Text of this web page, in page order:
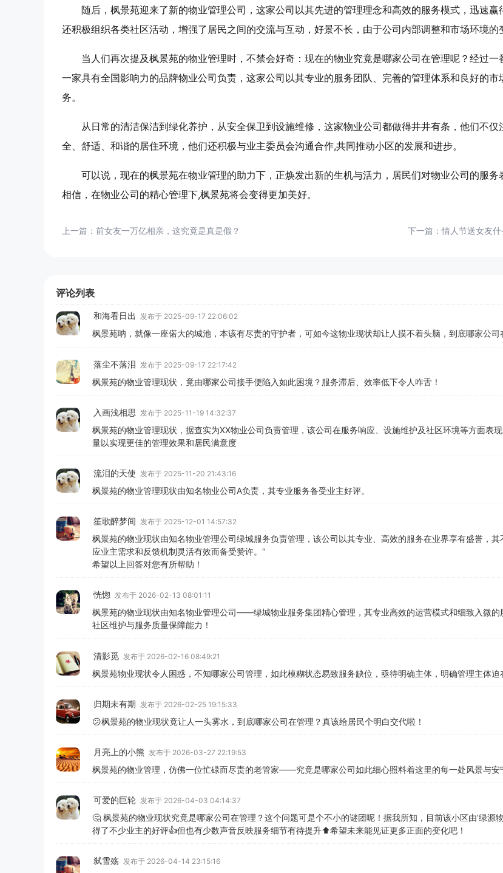
随后，枫景苑迎来了新的物业管理公司，这家公司以其先进的管理理念和高效的服务模式，迅速
还积极组织各类社区活动，增强了居民之间的交流与互动，好景不长，由于公司内部调整和市场环境的
当人们再次提及枫景苑的物业管理时，不禁会好奇：现在的物业究竟是哪家公司在管理呢？经过
一家具有全国影响力的品牌物业公司负责，这家公司以其专业的服务团队、完善的管理体系和良好的
务。
从日常的清洁保洁到绿化养护，从安全保卫到设施维修，这家物业公司都做得井井有条，他们不
全、舒适、和谐的居住环境，他们还积极与业主委员会沟通合作,共同推动小区的发展和进步。
可以说，现在的枫景苑在物业管理的助力下，正焕发出新的生机与活力，居民们对物业公司的服
相信，在物业公司的精心管理下,枫景苑将会变得更加美好。
上一篇： 前女友一万亿相亲，这究竟是真是假？ 下一篇：情人节送女友
评论列表
和海看日出 发布于 2025-09-17 22:06:02
枫景苑呐，就像一座偌大的城池，本该有尽责的守护者，可如今这物业现状却让人摸不着头脑，到底哪家公
落尘不落泪 发布于 2025-09-17 22:17:42
枫景苑的物业管理现状，竟由哪家公司接手便陷入如此困境？服务滞后、效率低下令人咋舌！
入画浅相思 发布于 2025-11-19 14:32:37
枫景苑的物业管理现状，据查实为XX物业公司负责管理，该公司在服务响应、设施维护及社区环境等方面表
量以实现更佳的管理效果和居民满意度
流泪的天使 发布于 2025-11-20 21:43:16
枫景苑的物业管理现状由知名物业公司A负责，其专业服务备受业主好评。
笙歌醉梦间 发布于 2025-12-01 14:57:32
枫景苑的物业现状由知名物业管理公司绿城服务负责管理，该公司以其专业、高效的服务在业界享有盛誉，
应业主需求和反馈机制灵活有效而备受赞许。“
希望以上回答对您有所帮助！
恍惚 发布于 2026-02-13 08:01:11
枫景苑的物业现状由知名物业管理公司——绿城物业服务集团精心管理，其专业高效的运营模式和细致入微
社区维护与服务质量保障能力！
清影觅 发布于 2026-02-16 08:49:21
枫景苑物业现状令人困惑，不知哪家公司管理，如此模糊状态易致服务缺位，亟待明确主体，明确管理主体迫
归期未有期 发布于 2026-02-25 19:15:33
😕枫景苑的物业现状竟让人一头雾水，到底哪家公司在管理？真该给居民个明白交代啦！
月亮上的小熊 发布于 2026-03-27 22:19:53
枫景苑的物业管理，仿佛一位忙碌而尽责的老管家——究竟是哪家公司如此细心照料着这里的每一处风景与安
可爱的巨轮 发布于 2026-04-03 04:14:37
🤔 枫景苑的物业现状究竟是哪家公司在管理？这个问题可是个不小的谜团呢！据我所知，目前该小区由‘绿源
得了不少业主的好评👍但也有少数声音反映服务细节有待提升⬆️希望未来能见证更多正面的变化吧！
弑雪殇 发布于 2026-04-14 23:15:16